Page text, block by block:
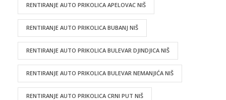
RENTIRANJE AUTO PRIKOLICA APELOVAC NIŠ
RENTIRANJE AUTO PRIKOLICA BUBANJ NIŠ
RENTIRANJE AUTO PRIKOLICA BULEVAR DJINDJICA NIŠ
RENTIRANJE AUTO PRIKOLICA BULEVAR NEMANJIĆA NIŠ
RENTIRANJE AUTO PRIKOLICA CRNI PUT NIŠ